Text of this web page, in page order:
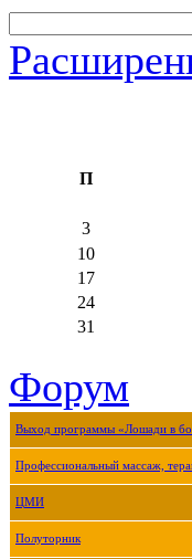
П
3
10
17
24
31
Форум
Выход программы «Лошади в
Профессиональный массаж,
ЦМИ
Полуторник